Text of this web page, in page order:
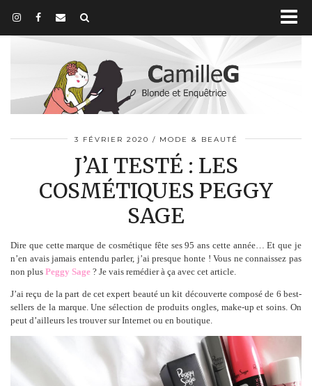
3 FÉVRIER 2020 MODE & BEAUTÉ
J’AI TESTÉ : LES
COSMÉTIQUES PEGGY
SAGE
Dire que cette marque de cosmétique fête ses 95 ans cette année… Et que je
n’en avais jamais entendu parler, j’ai presque honte ! Vous ne connaissez pas
non plus Peggy Sage ? Je vais remédier à ça avec cet article.
J’ai reçu de la part de cet expert beauté un kit découverte composé de 6 best-
sellers de la marque. Une sélection de produits ongles, make-up et soins. On
peut d’ailleurs les trouver sur Internet ou en boutique.